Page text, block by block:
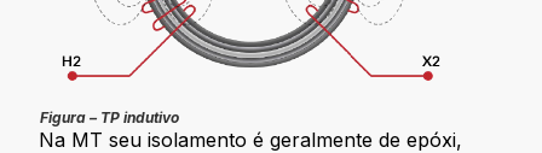
Figura – TP indutivo
Na MT seu isolamento é geralmente de epóxi,